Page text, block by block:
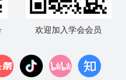
欢迎加入学会会员